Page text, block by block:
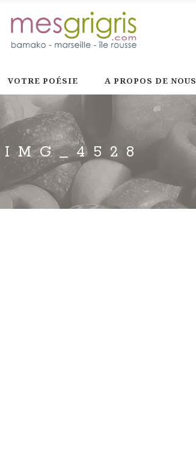
VOTRE POÉSIE A PROPOS DE NOUS
IMG_4528